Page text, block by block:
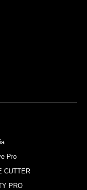
Pro
CUTTER
PRO